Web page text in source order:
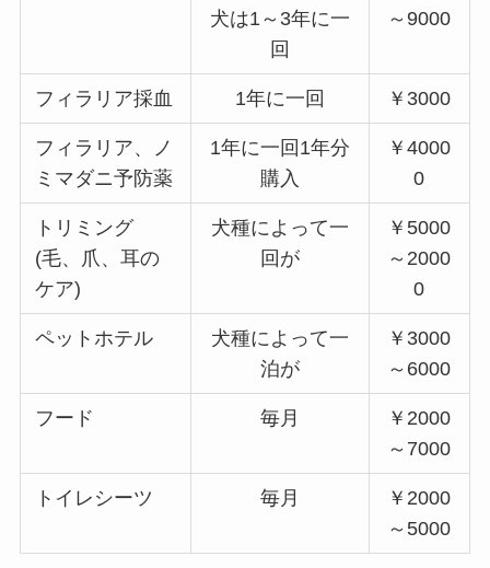
犬は1～3年に一
回
～9000
フィラリア採血 1年に一回 ￥3000
フィラリア、ノ
ミマダニ予防薬
1年に一回1年分
購入
￥4000
0
トリミング
(毛、爪、耳の
ケア)
犬種によって一
回が
￥5000
～2000
0
ペットホテル
犬種によって一
泊が
￥3000
～6000
フード 毎月
￥2000
～7000
トイレシーツ 毎月
￥2000
～5000